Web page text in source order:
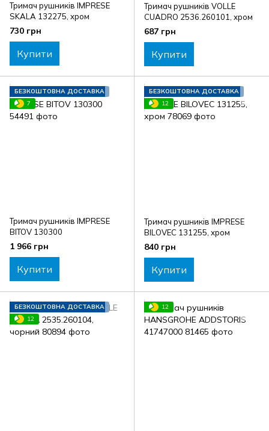
Тримач рушників IMPRESE
SKALA 132275, хром
730 грн
Купити
Тримач рушників VOLLE
CUADRO 2536.260101, хром
687 грн
Купити
БЕЗКОШТОВНА ДОСТАВКА
7
Тримач рушників IMPRESE
BITOV 130300
1 966 грн
Купити
БЕЗКОШТОВНА ДОСТАВКА
12
Тримач рушників IMPRESE
BILOVEC 131255, хром
840 грн
Купити
БЕЗКОШТОВНА ДОСТАВКА
12
12